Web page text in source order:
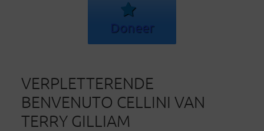
Doneer
VERPLETTERENDE
BENVENUTO CELLINI VAN
TERRY GILLIAM